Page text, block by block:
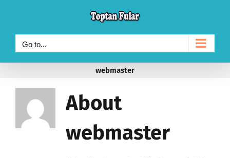
content
Go to...
webmaster
About
webmaster